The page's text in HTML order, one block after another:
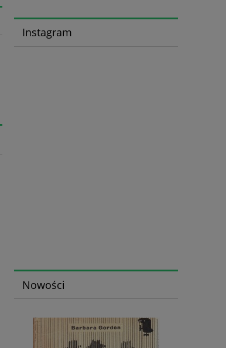
Instagram
Nowości